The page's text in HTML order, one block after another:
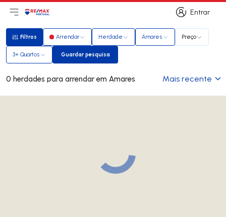
Entrar
Entrar
Abri menu principal
LogoIr para página inicial
Filtros
Filtros Arrendar Herdade Amares Preço
3+ Quartos Guardar pesquisa
Guardar pesquisa
0 herdades para arrendar em Amares Mais recente